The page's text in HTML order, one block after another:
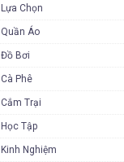
Lựa Chọn
Quần Áo
Đồ Bơi
Cà Phê
Cắm Trại
Học Tập
Kinh Nghiệm